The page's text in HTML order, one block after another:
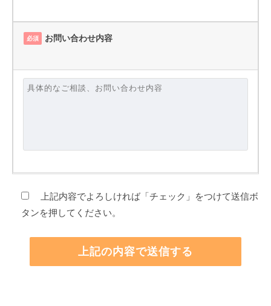
必須 お問い合わせ内容
上記内容でよろしければ「チェック」をつけて送信ボ
タンを押してください。